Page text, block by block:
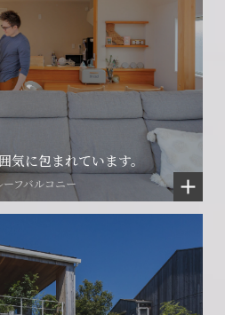
気に包まれています。
ーフバルコニー
談はこちら
らのお問い合わせ
のお問い合わせ
24-2478
水曜定休
閉じる
のご相談はこちら
お申し込み
ル24ご利用の方
073-386
閉じる
談はこちら
らのお問い合わせ
部へのお問い合わせ
24-2478
水曜定休
閉じる